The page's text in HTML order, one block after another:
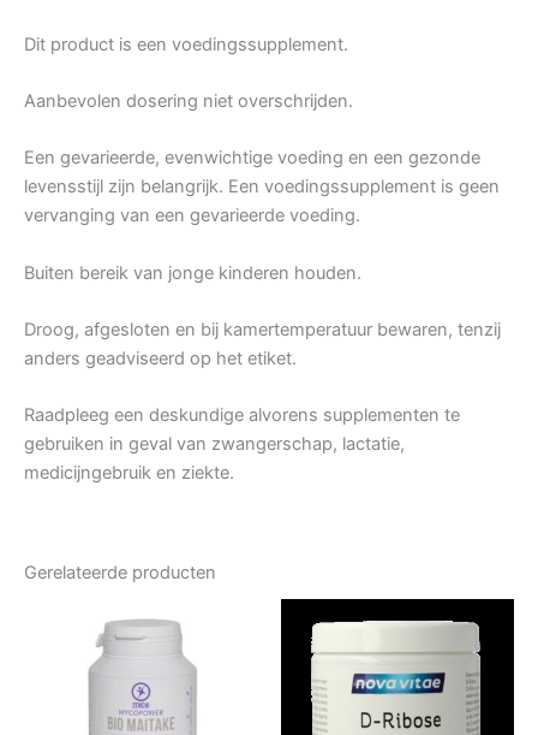
Dit product is een voedingssupplement.
Aanbevolen dosering niet overschrijden.
Een gevarieerde, evenwichtige voeding en een gezonde
levensstijl zijn belangrijk. Een voedingssupplement is geen
vervanging van een gevarieerde voeding.
Buiten bereik van jonge kinderen houden.
Droog, afgesloten en bij kamertemperatuur bewaren, tenzij
anders geadviseerd op het etiket.
Raadpleeg een deskundige alvorens supplementen te
gebruiken in geval van zwangerschap, lactatie,
medicijngebruik en ziekte.
Gerelateerde producten